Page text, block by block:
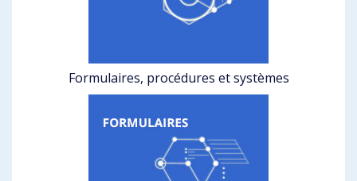
Formulaires, procédures et systèmes